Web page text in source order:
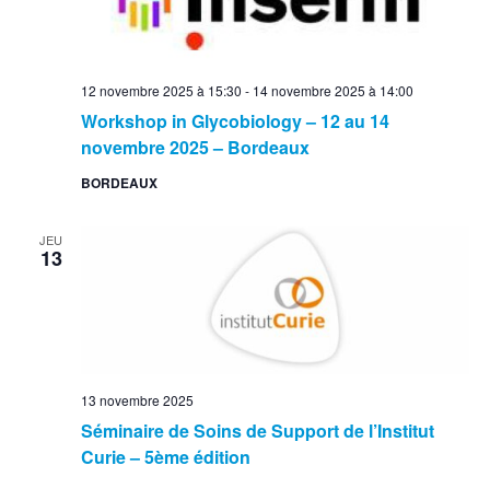
Workshop in Glycobiology – 12 au 14
novembre 2025 – Bordeaux
12 novembre 2025 à 15:30 - 14 novembre 2025 à 14:00
BORDEAUX
JEU
13
Séminaire de Soins de Support de l’Institut
Curie – 5ème édition
13 novembre 2025